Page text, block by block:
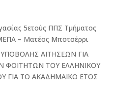
5ετούς ΠΠΣ Τμήματος
– Ματέος Μποτσέρρι
ΑΙΤΗΣΕΩΝ ΓΙΑ
ΦΟΙΤΗΤΩΝ ΤΟΥ ΕΛΛΗΝΙΚΟΥ
ΓΙΑ ΤΟ ΑΚΑΔΗΜΑΪΚΟ ΕΤΟΣ